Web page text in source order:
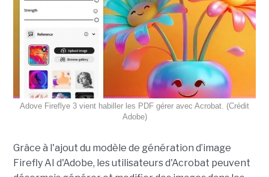
Adove Fireflye 3 vient habiller les PDF gérer avec Acrobat. (Crédit
Adobe)
Grâce à l'ajout du modèle de génération d’image
Firefly AI d'Adobe, les utilisateurs d'Acrobat peuvent